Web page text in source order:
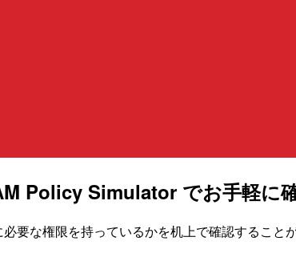
Policy Simulator でお手軽に
な権限を持っているかを机上で確認すること